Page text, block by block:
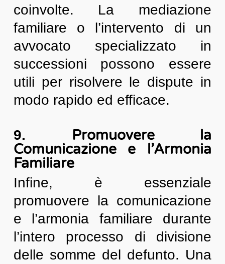
coinvolte. La mediazione
familiare o l’intervento di un
avvocato specializzato in
successioni possono essere
utili per risolvere le dispute in
modo rapido ed efficace.
9. Promuovere la
Comunicazione e l’Armonia
Familiare
Infine, è essenziale
promuovere la comunicazione
e l’armonia familiare durante
l’intero processo di divisione
delle somme del defunto. Una